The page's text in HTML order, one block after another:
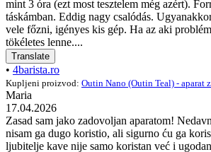
mint 3 óra (ezt most tesztelem még azért).
táskámban. Eddig nagy csalódás.
vele főzni, igényes kis gép. Ha az aki
tökéletes lenne....
Translate
• 4barista.ro
Kupljeni proizvod: Outin Nano (Outin Teal) - aparat
Maria
17.04.2026
Zasad sam jako zadovoljan aparatom!
nisam ga dugo koristio, ali sigurno ću ga
ljubitelje kave nije samo koristan već i